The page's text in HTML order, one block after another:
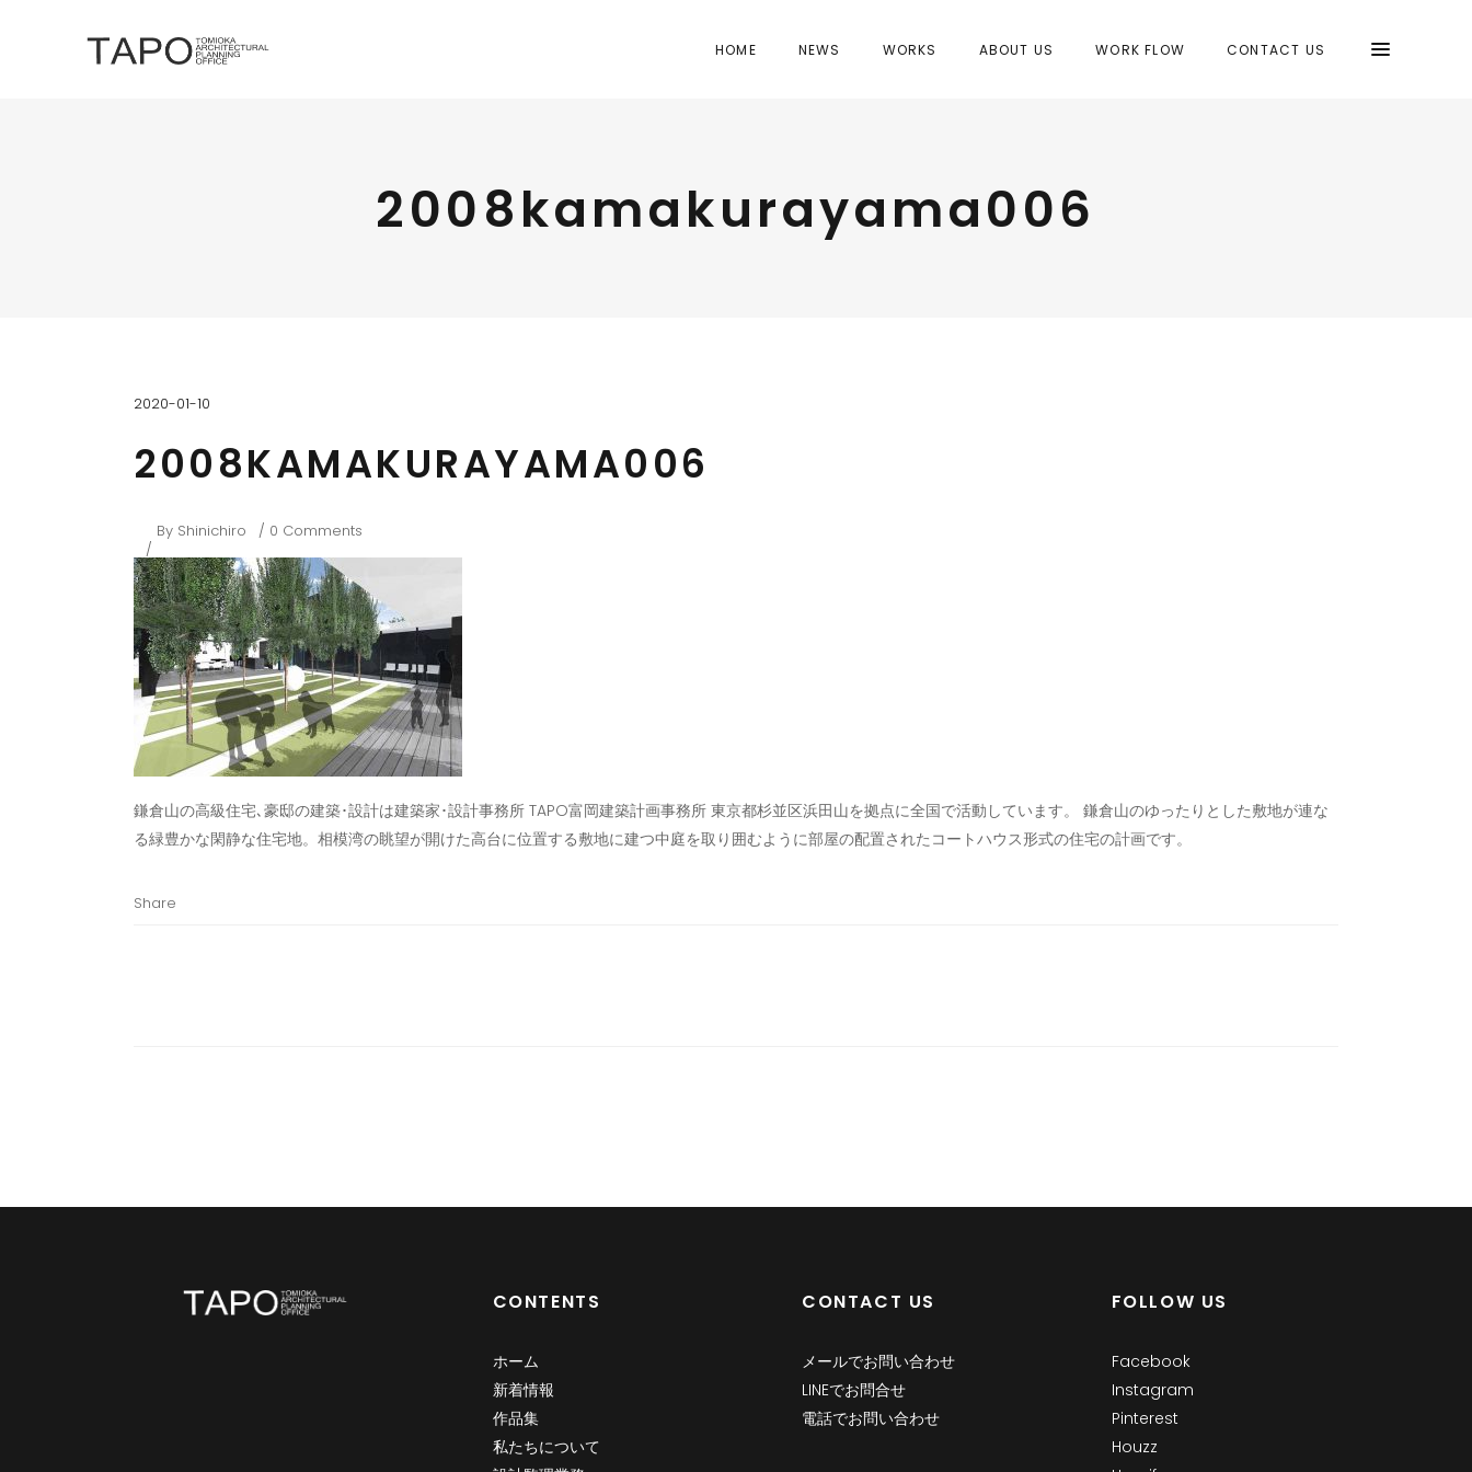
HOME NEWS WORKS ABOUT US WORK FLOW CONTACT US
2008kamakurayama006
2020-01-10
2008KAMAKURAYAMA006
By Shinichiro 0 Comments
鎌倉山の高級住宅､豪邸の建築･設計は建築家･設計事務所 TAPO富岡建築計画事務所 東京都杉並区浜田山を拠点に全国で活動しています。 鎌倉山のゆったりとした敷地が連な
る緑豊かな閑静な住宅地。相模湾の眺望が開けた高台に位置する敷地に建つ中庭を取り囲むように部屋の配置されたコートハウス形式の住宅の計画です。
Share
CONTENTS
ホーム
新着情報
作品集
私たちについて
CONTACT US
メールでお問い合わせ
LINEでお問合せ
電話でお問い合わせ
FOLLOW US
Facebook
Instagram
Pinterest
Houzz